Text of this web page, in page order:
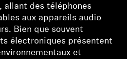
allant des téléphones
aux appareils audio
Bien que souvent
électroniques présentent
et